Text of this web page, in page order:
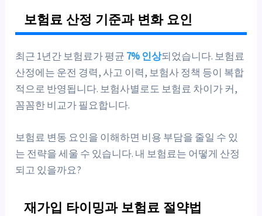
보험료 산정 기준과 변화 요인
최근 1년간 보험료가 평균 7% 인상되었습니다. 보험료
산정에는 운전 경력, 사고 이력, 보험사 정책 등이 복합
적으로 반영됩니다. 보험사별로도 보험료 차이가 커,
꼼꼼한 비교가 필요합니다.
보험료 변동 요인을 이해하면 비용 부담을 줄일 수 있
는 전략을 세울 수 있습니다. 내 보험료는 어떻게 산정
되고 있을까요?
재가입 타이밍과 보험료 절약법